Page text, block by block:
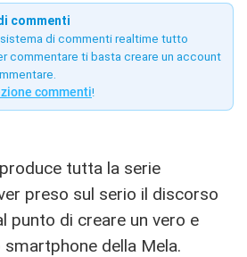
commenti
di commenti realtime tutto
commentare ti basta creare un account
commenti!
produce tutta la serie
preso sul serio il discorso
punto di creare un vero e
della Mela.